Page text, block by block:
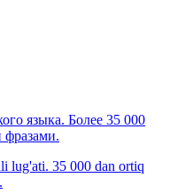
языка. Более 35 000
фразами.
lug'ati. 35 000 dan ortiq